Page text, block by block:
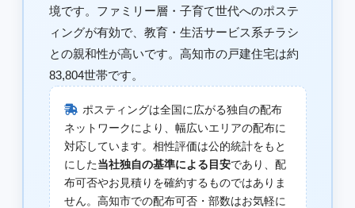
境です。ファミリー層・子育て世代へのポステ
ィングが有効で、教育・生活サービス系チラシ
との親和性が高いです。高知市の戸建住宅は約
83,804世帯です。
ポスティングは全国に広がる独自の配布
ネットワークにより、幅広いエリアの配布に
対応しています。相性評価は公的統計をもと
にした当社独自の基準による目安であり、配
布可否やお見積りを確約するものではありま
せん。高知市での配布可否・部数はお気軽に